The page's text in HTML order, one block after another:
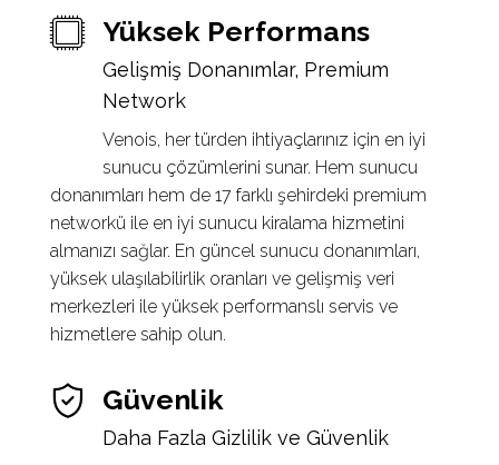
Yüksek Performans
Gelişmiş Donanımlar, Premium
Network
Venois, her türden ihtiyaçlarınız için en iyi
sunucu çözümlerini sunar. Hem sunucu
donanımları hem de 17 farklı şehirdeki premium
networkü ile en iyi sunucu kiralama hizmetini
almanızı sağlar. En güncel sunucu donanımları,
yüksek ulaşılabilirlik oranları ve gelişmiş veri
merkezleri ile yüksek performanslı servis ve
hizmetlere sahip olun.
Güvenlik
Daha Fazla Gizlilik ve Güvenlik